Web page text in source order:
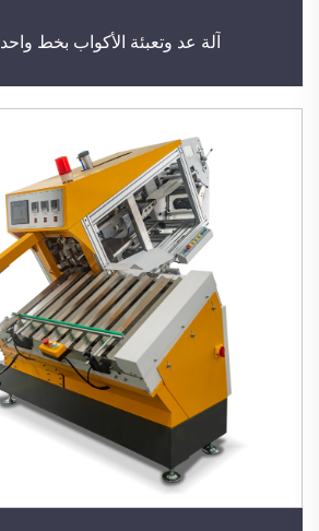
آلة عد وتعبئة الأكواب بخط واحد GCP-450